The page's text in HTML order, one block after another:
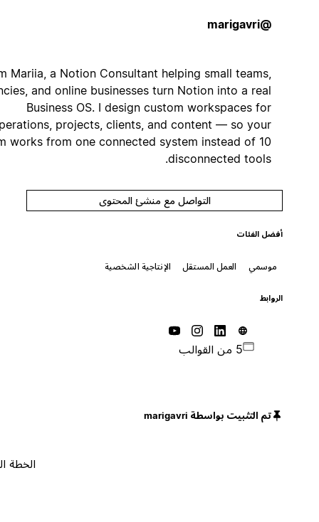
Hi, I'm Mariia, a Notion Consultant helping small teams,
agencies, and online businesses turn Notion into a real
Business OS. I design custom workspaces for
operations, projects, clients, and content — so your
team works from one connected system instead of 10
disconnected tools.
التواصل مع منشئ المحتوى
أفضل الفئات
العمل المستقل الإنتاجية الشخصية
تم التثبيت بواسطة marigavri
الخطة المجانية